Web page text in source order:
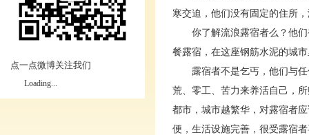
点一点微博关注我们
Loading...
寒交迫，他们没有固定的住所
你了解流浪露宿者么？他
餐露宿，在这座钢筋水泥的城
露宿者不是乞丐，他们与
荒、零工、苦力来养活自己，
都市，城市越繁华，对露宿者
便，生活设施完善，很受露宿